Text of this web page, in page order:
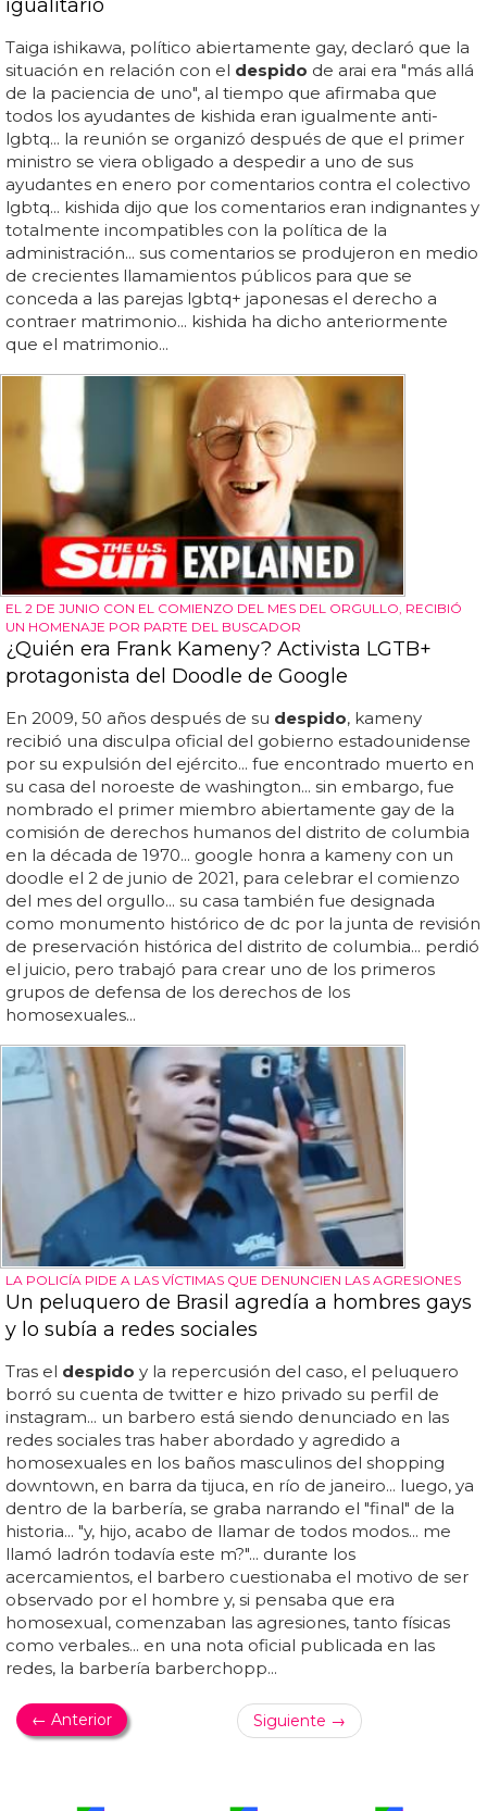
igualitario
Taiga ishikawa, político abiertamente gay, declaró que la
situación en relación con el despido de arai era "más allá
de la paciencia de uno", al tiempo que afirmaba que
todos los ayudantes de kishida eran igualmente anti-
lgbtq... la reunión se organizó después de que el primer
ministro se viera obligado a despedir a uno de sus
ayudantes en enero por comentarios contra el colectivo
lgbtq... kishida dijo que los comentarios eran indignantes y
totalmente incompatibles con la política de la
administración... sus comentarios se produjeron en medio
de crecientes llamamientos públicos para que se
conceda a las parejas lgbtq+ japonesas el derecho a
contraer matrimonio... kishida ha dicho anteriormente
que el matrimonio...
EL 2 DE JUNIO CON EL COMIENZO DEL MES DEL ORGULLO, RECIBIÓ
UN HOMENAJE POR PARTE DEL BUSCADOR
¿Quién era Frank Kameny? Activista LGTB+
protagonista del Doodle de Google
En 2009, 50 años después de su despido, kameny
recibió una disculpa oficial del gobierno estadounidense
por su expulsión del ejército... fue encontrado muerto en
su casa del noroeste de washington... sin embargo, fue
nombrado el primer miembro abiertamente gay de la
comisión de derechos humanos del distrito de columbia
en la década de 1970... google honra a kameny con un
doodle el 2 de junio de 2021, para celebrar el comienzo
del mes del orgullo... su casa también fue designada
como monumento histórico de dc por la junta de revisión
de preservación histórica del distrito de columbia... perdió
el juicio, pero trabajó para crear uno de los primeros
grupos de defensa de los derechos de los
homosexuales...
LA POLICÍA PIDE A LAS VÍCTIMAS QUE DENUNCIEN LAS AGRESIONES
Un peluquero de Brasil agredía a hombres gays
y lo subía a redes sociales
Tras el despido y la repercusión del caso, el peluquero
borró su cuenta de twitter e hizo privado su perfil de
instagram... un barbero está siendo denunciado en las
redes sociales tras haber abordado y agredido a
homosexuales en los baños masculinos del shopping
downtown, en barra da tijuca, en río de janeiro... luego, ya
dentro de la barbería, se graba narrando el "final" de la
historia... "y, hijo, acabo de llamar de todos modos... me
llamó ladrón todavía este m?"... durante los
acercamientos, el barbero cuestionaba el motivo de ser
observado por el hombre y, si pensaba que era
homosexual, comenzaban las agresiones, tanto físicas
como verbales... en una nota oficial publicada en las
redes, la barbería barberchopp...
← Anterior Siguiente →